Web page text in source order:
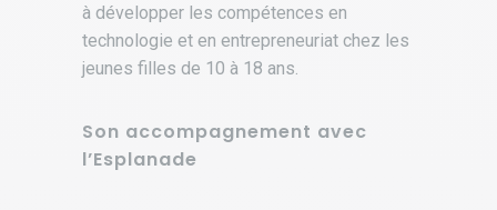
à développer les compétences en
technologie et en entrepreneuriat chez les
jeunes filles de 10 à 18 ans.
Son accompagnement avec
l’Esplanade